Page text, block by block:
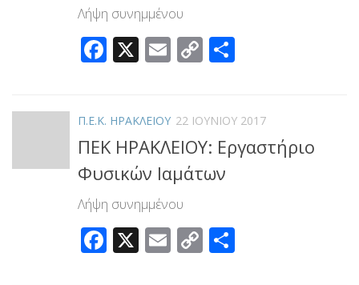
Λήψη συνημμένου
Facebook
X Email
Copy
Π.Ε.Κ. ΗΡΑΚΛΕΙΟΥ 22 ΙΟΥΝΊΟΥ 2017
ΠΕΚ ΗΡΑΚΛΕΙΟΥ: Εργαστήριο
Φυσικών Ιαμάτων
Λήψη συνημμένου
Facebook
X Email
Copy